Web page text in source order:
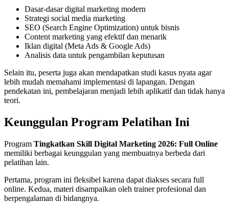
Dasar-dasar digital marketing modern
Strategi social media marketing
SEO (Search Engine Optimization) untuk bisnis
Content marketing yang efektif dan menarik
Iklan digital (Meta Ads & Google Ads)
Analisis data untuk pengambilan keputusan
Selain itu, peserta juga akan mendapatkan studi kasus nyata agar
lebih mudah memahami implementasi di lapangan. Dengan
pendekatan ini, pembelajaran menjadi lebih aplikatif dan tidak hanya
teori.
Keunggulan Program Pelatihan Ini
Program Tingkatkan Skill Digital Marketing 2026: Full Online
memiliki berbagai keunggulan yang membuatnya berbeda dari
pelatihan lain.
Pertama, program ini fleksibel karena dapat diakses secara full
online. Kedua, materi disampaikan oleh trainer profesional dan
berpengalaman di bidangnya.